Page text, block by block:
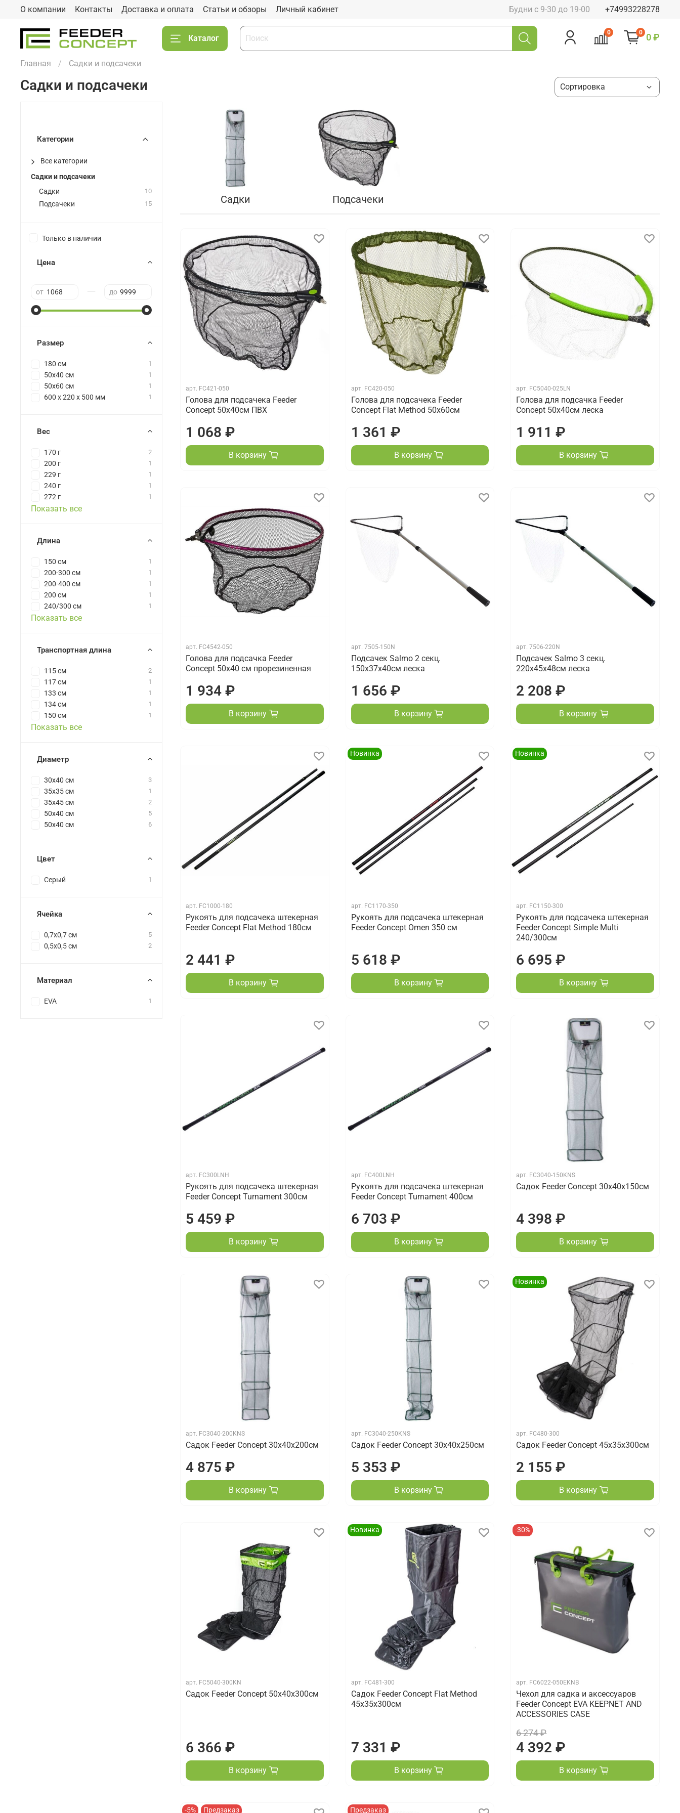
О компании Контакты Доставка и оплата Статьи и обзоры Личный кабинет Будни с 9-30 до 19-00 +74993228278
Каталог
0 0 0 ₽
Главная Садки и подсачеки
Садки и подсачеки
Садки Подсачеки
арт. FC421-050
Голова для подсачека Feeder
Concept 50х40см ПВХ
1 068 ₽
В корзину
арт. FC420-050
Голова для подсачека Feeder
Concept Flat Method 50х60см
1 361 ₽
В корзину
арт. FC5040-025LN
Голова для подсачка Feeder
Concept 50х40см леска
1 911 ₽
В корзину
арт. FC4542-050
Голова для подсачка Feeder
Concept 50х40 см прорезиненная
1 934 ₽
В корзину
арт. 7505-150N
Подсачек Salmo 2 секц.
150х37x40см леска
1 656 ₽
В корзину
арт.7506-220N
Подсачек Salmo 3 секц.
220х45x48см леска
2 208 ₽
В корзину
арт. FC1000-180
Рукоять для подсачека штекерная
Feeder Concept Flat Method 180см
2 441 ₽
В корзину
Новинка
арт. FC1170-350
Рукоять для подсачека штекерная
Feeder Concept Omen 350 см
5 618 ₽
В корзину
Новинка
арт. FC1150-300
Рукоять для подсачека штекерная
Feeder Concept Simple Multi
240/300см
6 695 ₽
В корзину
арт. FC300LNH
Рукоять для подсачека штекерная
Feeder Concept Turnament 300см
5 459 ₽
В корзину
арт. FC400LNH
Рукоять для подсачека штекерная
Feeder Concept Turnament 400см
6 703 ₽
В корзину
арт. FC3040-150KNS
Садок Feeder Concept 30х40х150см
4 398 ₽
В корзину
арт. FC3040-200KNS
Садок Feeder Concept 30х40х200см
4 875 ₽
В корзину
арт. FC3040-250KNS
Садок Feeder Concept 30х40х250см
5 353 ₽
В корзину
Новинка
арт. FC480-300
Садок Feeder Concept 45х35х300см
2 155 ₽
В корзину
арт. FC5040-300KN
Садок Feeder Concept 50х40х300см
6 366 ₽
В корзину
Новинка
арт. FC481-300
Садок Feeder Concept Flat Method
45х35х300см
7 331 ₽
В корзину
-30%
арт. FC6022-050EKNB
Чехол для садка и аксессуаров
Feeder Concept EVA KEEPNET AND
ACCESSORIES CASE
6 274 ₽
4 392 ₽
В корзину
-5% Предзаказ Предзаказ
Категории
Все категории
Садки и подсачеки
Садки
10
Подсачеки 15
Только в наличии
Цена
от до
Размер
180 см 1
50х40 см 1
50х60 см 1
600 x 220 x 500 мм 1
Вес
170 г 2
200 г 1
229 г 1
240 г 1
272 г 1
Показать все
Длина
150 см 1
200-300 см 1
200-400 см 1
200 см 1
240/300 см 1
Показать все
Транспортная длина
115 см 2
117 см 1
133 см 1
134 см 1
150 см 1
Показать все
Диаметр
30x40 см 3
35х35 см 1
35х45 см 2
50x40 см 5
50х40 см 6
Цвет
Серый 1
Ячейка
0,7х0,7 см 5
0,5х0,5 см 2
Материал
EVA 1